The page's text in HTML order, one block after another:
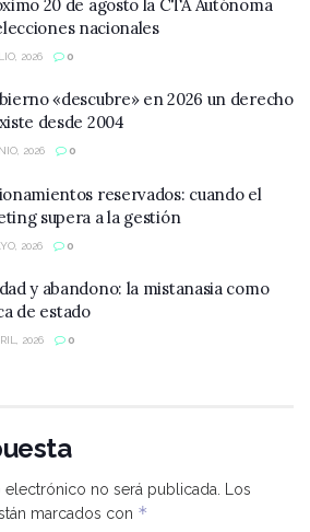
20 de agosto la CTA Autónoma
nacionales
2026 0
«descubre» en 2026 un derecho
desde 2004
2026 0
reservados: cuando el
supera a la gestión
2026 0
y abandono: la mistanasia como
de estado
2026 0
no será publicada. Los
marcados con *